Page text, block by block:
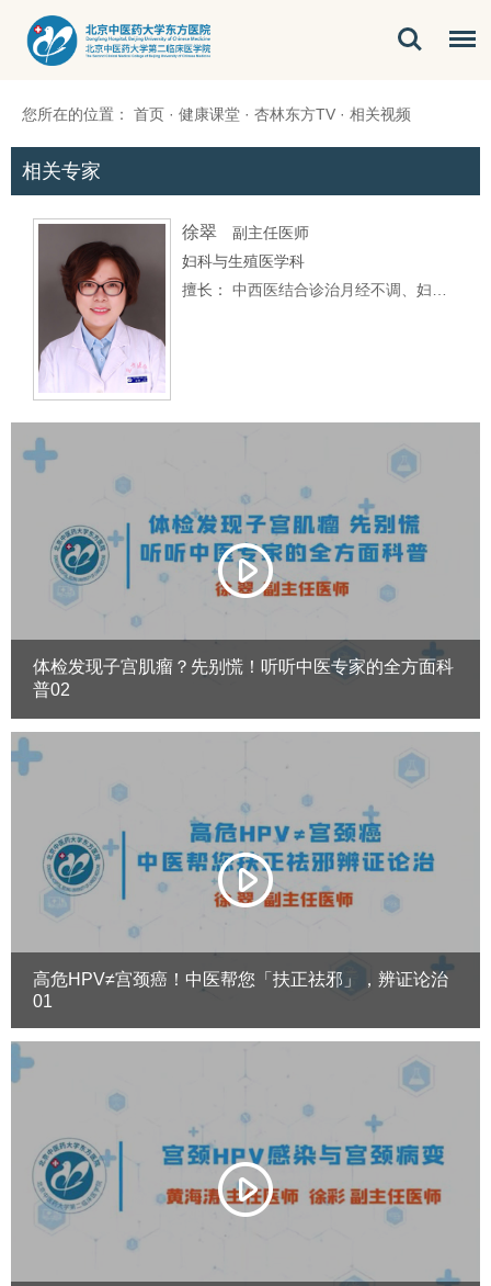
您所在的位置： 首页 · 健康课堂 · 杏林东方TV · 相关视频
相关专家
徐翠
副主任医师
妇科与生殖医学科
擅长：
中西医结合诊治月经不调、妇科炎症、宫颈病变、妇科血症、痛经、…
体检发现子宫肌瘤？先别慌！听听中医专家的全方面科
普02
高危HPV≠宫颈癌！中医帮您「扶正祛邪」，辨证论治
01